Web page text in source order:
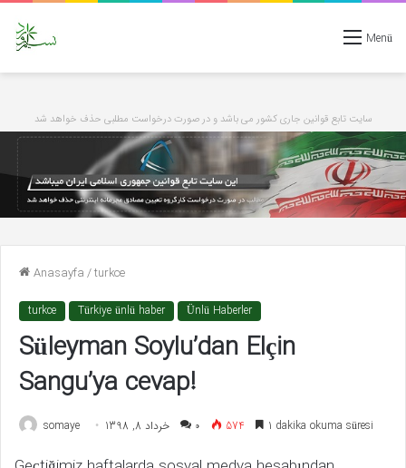
Menü
سایت تابع قوانین جاری کشور می باشد و در صورت درخواست مطلبی حذف خواهد شد
Anasayfa/turkce
turkce Türkiye ünlü haber Ünlü Haberler
Süleyman Soylu’dan Elçin
Sangu’ya cevap!
somaye خرداد 8, 1398 ۰ 574 1 dakika okuma süresi